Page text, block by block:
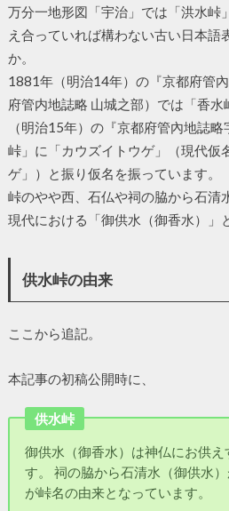
万分一地形図「宇治」では「洪水峠
え合っていれば構わない古い日本語
か。
1881年（明治14年）の『京都府管
府管内地誌略 山城之部）では「香
（明治15年）の『京都府管內地誌
峠」に「カウズイトウゲ」（現代仮
ゲ」）と振り仮名を振っています。
峠のやや西、石仏や祠の脇から石清
現代における「御供水（御香水）」
供水峠の由来
ここから追記。
本記事の初稿公開時に、
供水峠
御供水（御香水）は神仏にお供え
す。 祠の脇から石清水（御供水
が峠名の由来となっています。